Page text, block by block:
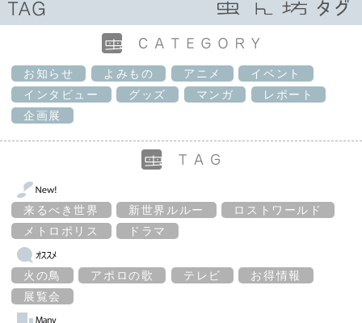
お知らせ よみもの アニメ
イベント
インタビュー
グッズ マンガ
レポート
企画展
来るべき世界 新世界ルルー
ロストワールド
メトロポリス
ドラマ
火の鳥 アポロの歌 テレビ
お得情報
展覧会